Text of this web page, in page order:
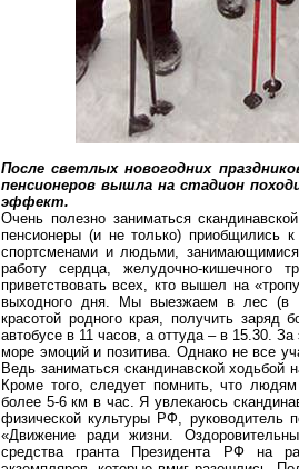
После светлых новогодних
пенсионеров вышла на стадион
эффект.
Очень полезно заниматься
пенсионеры (и не только) приобщились
спортсменами и людьми,
работу сердца, желудочно-
приветствовать всех, кто вышел на
выходного дня. Мы выезжаем в лес (в
красотой родного края, получить
автобусе в 11 часов, а оттуда – в 15.30.
море эмоций и позитива. Однако не все
Ведь заниматься скандинавской
Кроме того, следует помнить, что
более 5-6 км в час. Я увлекаюсь
физической культуры РФ, руководитель
«Движение ради жизни.
средства гранта Президента РФ на